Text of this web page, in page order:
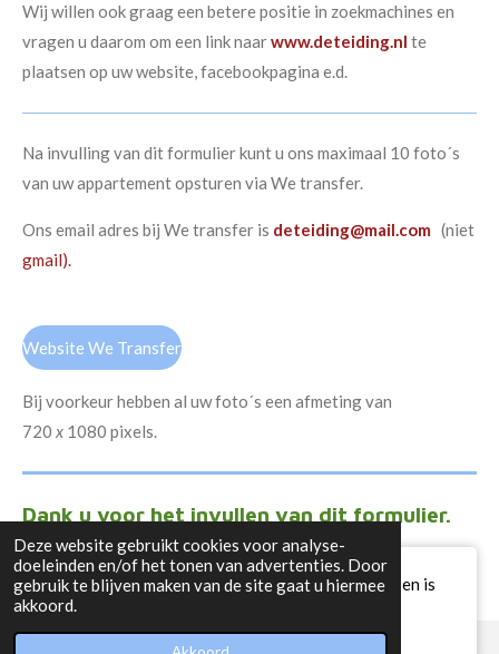
Deze website gebruikt cookies voor analyse-
doeleinden en/of het tonen van advertenties. Door
gebruik te blijven maken van de site gaat u hiermee
akkoord.
Wij willen ook graag een betere positie in zoekmachines en
vragen u daarom om een link naarwww.deteiding.nl te
plaatsen op uw website, facebookpagina e.d.
Na invulling van dit formulier kunt u ons maximaal 10 foto´s
van uw appartement opsturen via We transfer.
Ons email adres bij We transfer is deteiding@mail.com (niet
gmail).
Website We Transfer
Bij voorkeur hebben al uw foto´s een afmeting van
720 x 1080 pixels.
Dank u voor het invullen van dit formulier.
We hopen op een prettige samenwerking.
Deze website staat in de preview modus en is